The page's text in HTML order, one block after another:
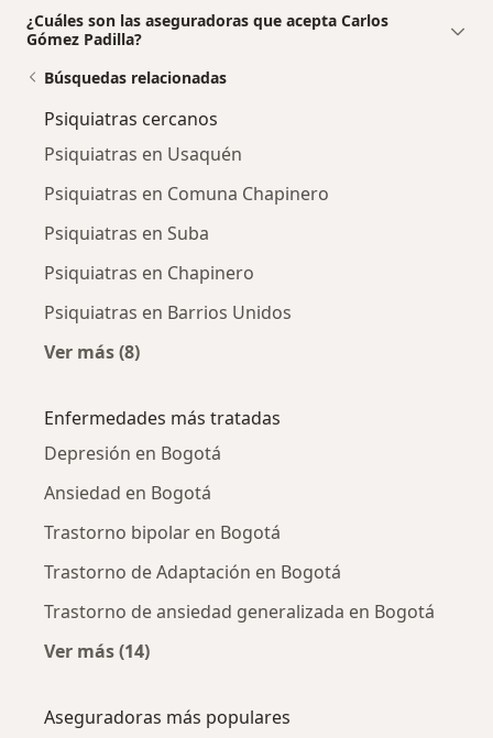
¿Cuáles son las aseguradoras que acepta Carlos
Gómez Padilla?
Búsquedas relacionadas
Psiquiatras cercanos
Psiquiatras en Usaquén
Psiquiatras en Comuna Chapinero
Psiquiatras en Suba
Psiquiatras en Chapinero
Psiquiatras en Barrios Unidos
Ver más (8)
Enfermedades más tratadas
Depresión en Bogotá
Ansiedad en Bogotá
Trastorno bipolar en Bogotá
Trastorno de Adaptación en Bogotá
Trastorno de ansiedad generalizada en Bogotá
Ver más (14)
Aseguradoras más populares